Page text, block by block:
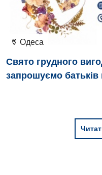
Одеса
Свято грудного
запрошуємо батьків